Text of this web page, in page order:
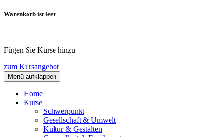
Warenkorb ist leer
Fügen Sie Kurse hinzu
zum Kursangebot
Menü aufklappen
Home
Kurse
Schwerpunkt
Gesellschaft & Umwelt
Kultur & Gestalten